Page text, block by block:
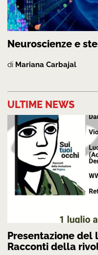
Neuroscienze e
di Mariana Carbajal
ULTIME NEWS
Presentazione del
Racconti della